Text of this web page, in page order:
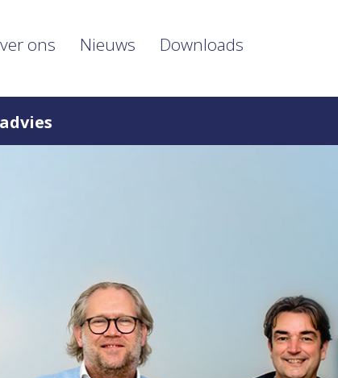
ons Nieuws Downloads